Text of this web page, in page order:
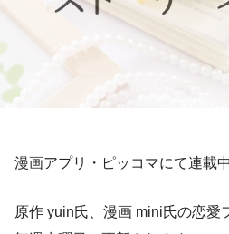
漫画アプリ・ピッコマにて連載
原作 yuin氏、漫画 mini氏の恋愛